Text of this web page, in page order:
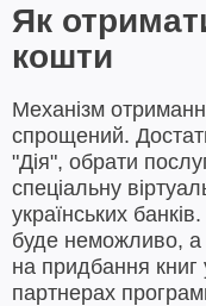
Як
кошти
Механізм
спрощений.
"Дія", обрати
спеціальну
українських
буде неможливо,
на придбання книг
партнерах